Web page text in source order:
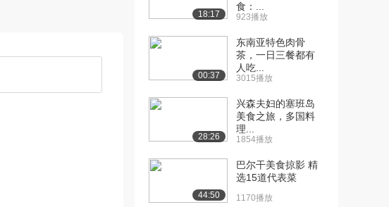
18:17
食：...
923播放
00:37
东南亚特色肉骨
茶，一日三餐都有
人吃...
3015播放
28:26
兴森夫妇的塞班岛
美食之旅，多国料
理...
1854播放
44:50
巴尔干美食掠影 精
选15道代表菜
1170播放